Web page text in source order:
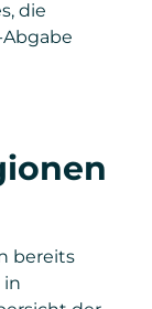
die
bereits
in